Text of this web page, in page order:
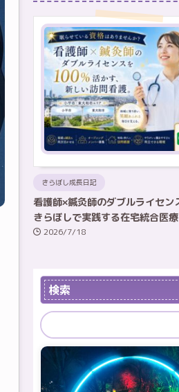
きらぼし成長日記
看護師×鍼灸師のダブルライセン
きらぼしで実践する在宅統合医
2026/7/18
検索